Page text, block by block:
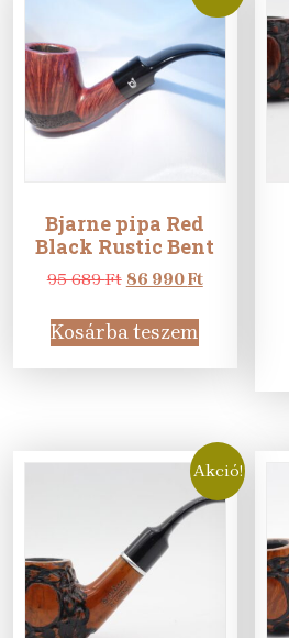
Bjarne pipa Red
Black Rustic Bent
95 689Ft Original
was:
95
689 Ft.
86 990FtCurrent
990 Ft.
Kosárba teszem
Akció!